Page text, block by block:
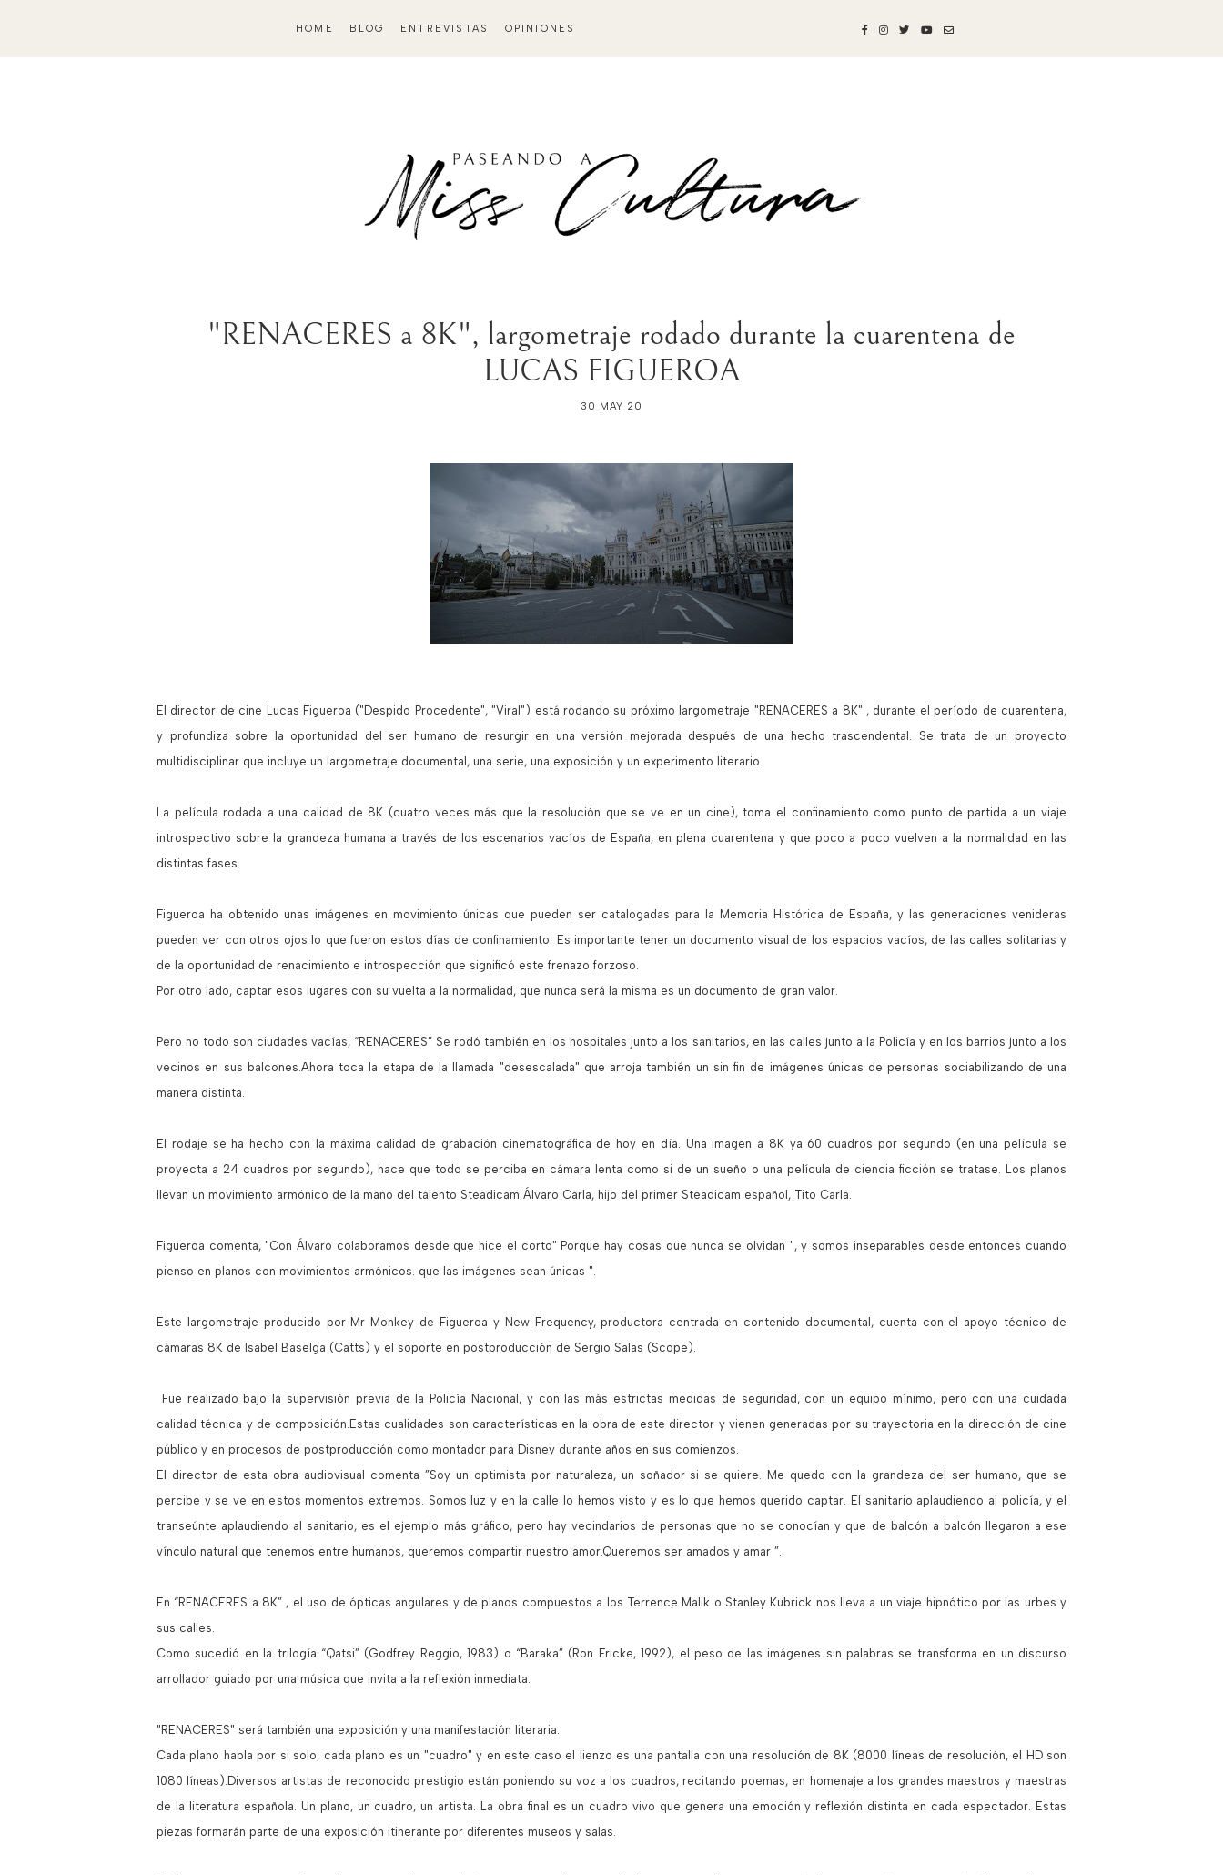
HOME BLOG ENTREVISTAS OPINIONES
"RENACERES a 8K", largometraje rodado durante la cuarentena de
LUCAS FIGUEROA
30 MAY 20
El director de cine Lucas Figueroa ("Despido Procedente", "Viral") está rodando su próximo largometraje "RENACERES a 8K" , durante el período de cuarentena,
y profundiza sobre la oportunidad del ser humano de resurgir en una versión mejorada después de una hecho trascendental. Se trata de un proyecto
multidisciplinar que incluye un largometraje documental, una serie, una exposición y un experimento literario.
La película rodada a una calidad de 8K (cuatro veces más que la resolución que se ve en un cine), toma el confinamiento como punto de partida a un viaje
introspectivo sobre la grandeza humana a través de los escenarios vacíos de España, en plena cuarentena y que poco a poco vuelven a la normalidad en las
distintas fases.
Figueroa ha obtenido unas imágenes en movimiento únicas que pueden ser catalogadas para la Memoria Histórica de España, y las generaciones venideras
pueden ver con otros ojos lo que fueron estos días de confinamiento. Es importante tener un documento visual de los espacios vacíos, de las calles solitarias y
de la oportunidad de renacimiento e introspección que significó este frenazo forzoso.
Por otro lado, captar esos lugares con su vuelta a la normalidad, que nunca será la misma es un documento de gran valor.
Pero no todo son ciudades vacías, “RENACERES” Se rodó también en los hospitales junto a los sanitarios, en las calles junto a la Policía y en los barrios junto a los
vecinos en sus balcones.Ahora toca la etapa de la llamada "desescalada" que arroja también un sin fin de imágenes únicas de personas sociabilizando de una
manera distinta.
El rodaje se ha hecho con la máxima calidad de grabación cinematográfica de hoy en día. Una imagen a 8K ya 60 cuadros por segundo (en una película se
proyecta a 24 cuadros por segundo), hace que todo se perciba en cámara lenta como si de un sueño o una película de ciencia ficción se tratase. Los planos
llevan un movimiento armónico de la mano del talento Steadicam Álvaro Carla, hijo del primer Steadicam español, Tito Carla.
Figueroa comenta, "Con Álvaro colaboramos desde que hice el corto" Porque hay cosas que nunca se olvidan ", y somos inseparables desde entonces cuando
pienso en planos con movimientos armónicos. que las imágenes sean únicas ".
Este largometraje producido por Mr Monkey de Figueroa y New Frequency, productora centrada en contenido documental, cuenta con el apoyo técnico de
cámaras 8K de Isabel Baselga (Catts) y el soporte en postproducción de Sergio Salas (Scope).
Fue realizado bajo la supervisión previa de la Policía Nacional, y con las más estrictas medidas de seguridad, con un equipo mínimo, pero con una cuidada
calidad técnica y de composición.Estas cualidades son características en la obra de este director y vienen generadas por su trayectoria en la dirección de cine
público y en procesos de postproducción como montador para Disney durante años en sus comienzos.
El director de esta obra audiovisual comenta ”Soy un optimista por naturaleza, un soñador si se quiere. Me quedo con la grandeza del ser humano, que se
percibe y se ve en estos momentos extremos. Somos luz y en la calle lo hemos visto y es lo que hemos querido captar. El sanitario aplaudiendo al policía, y el
transeúnte aplaudiendo al sanitario, es el ejemplo más gráfico, pero hay vecindarios de personas que no se conocían y que de balcón a balcón llegaron a ese
vínculo natural que tenemos entre humanos, queremos compartir nuestro amor.Queremos ser amados y amar ”.
En “RENACERES a 8K” , el uso de ópticas angulares y de planos compuestos a los Terrence Malik o Stanley Kubrick nos lleva a un viaje hipnótico por las urbes y
sus calles.
Como sucedió en la trilogía “Qatsi” (Godfrey Reggio, 1983) o “Baraka” (Ron Fricke, 1992), el peso de las imágenes sin palabras se transforma en un discurso
arrollador guiado por una música que invita a la reflexión inmediata.
"RENACERES" será también una exposición y una manifestación literaria.
Cada plano habla por si solo, cada plano es un "cuadro" y en este caso el lienzo es una pantalla con una resolución de 8K (8000 líneas de resolución, el HD son
1080 líneas).Diversos artistas de reconocido prestigio están poniendo su voz a los cuadros, recitando poemas, en homenaje a los grandes maestros y maestras
de la literatura española. Un plano, un cuadro, un artista. La obra final es un cuadro vivo que genera una emoción y reflexión distinta en cada espectador. Estas
piezas formarán parte de una exposición itinerante por diferentes museos y salas.